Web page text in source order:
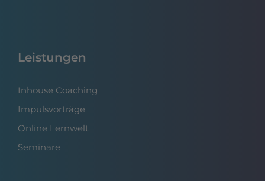
Leistungen
Inhouse Coaching
Impulsvorträge
Online Lernwelt
Seminare